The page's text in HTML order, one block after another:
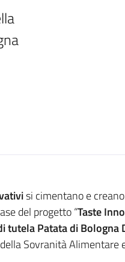
si cimentano e
del progetto “Taste
tutela Patata di Bologna
Sovranità Alimentare